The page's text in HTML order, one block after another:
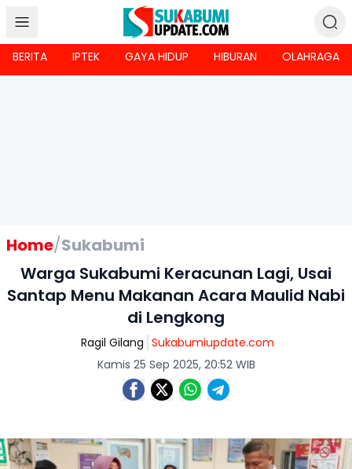
BERITA IPTEK GAYA HIDUP HIBURAN OLAHRAGA
Home/Sukabumi
Warga Sukabumi Keracunan Lagi, Usai
Santap Menu Makanan Acara Maulid Nabi
di Lengkong
Ragil Gilang Sukabumiupdate.com
Kamis 25 Sep 2025, 20:52 WIB